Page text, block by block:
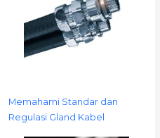
Memahami Standar dan
Regulasi Gland Kabel